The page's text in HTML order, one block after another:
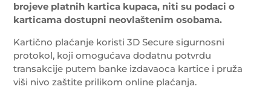
brojeve platnih kartica kupaca, niti su podaci o
karticama dostupni neovlaštenim osobama.
Kartično plaćanje koristi 3D Secure sigurnosni
protokol, koji omogućava dodatnu potvrdu
transakcije putem banke izdavaoca kartice i pruža
viši nivo zaštite prilikom online plaćanja.